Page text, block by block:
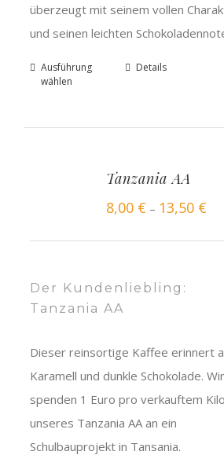
überzeugt mit seinem vollen
und seinen leichten
Ausführung
wählen
Details
Tanzania AA
8,00 € – 13,50 €
Der Kundenliebling:
Tanzania AA
Dieser reinsortige Kaffee erinnert
Karamell und dunkle Schokolade. Wir
spenden 1 Euro pro verkauftem Kilo
unseres Tanzania AA an ein
Schulbauprojekt in Tansania.